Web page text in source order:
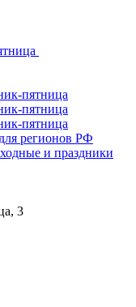
пятница
пятница
пятница
регионов РФ
и праздники
3